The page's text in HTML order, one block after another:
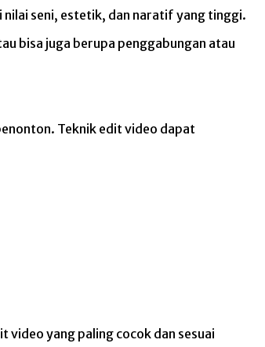
nilai seni, estetik, dan naratif yang tinggi.
bisa juga berupa penggabungan atau
Teknik edit video dapat
video yang paling cocok dan sesuai